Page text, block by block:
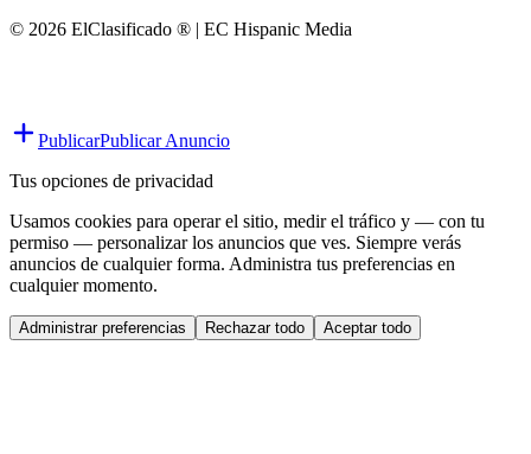
© 2026 ElClasificado ® | EC Hispanic Media
PublicarPublicar Anuncio
Tus opciones de privacidad
Usamos cookies para operar el sitio, medir el tráfico y — con tu
permiso — personalizar los anuncios que ves. Siempre verás
anuncios de cualquier forma. Administra tus preferencias en
cualquier momento.
Administrar preferencias Rechazar todo Aceptar todo